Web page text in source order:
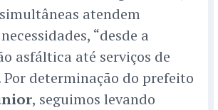
atendem
“desde a
asfáltica até serviços de
Por determinação do prefeito
, seguimos levando